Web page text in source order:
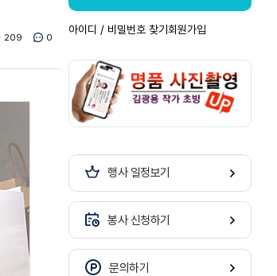
209 0
아이디 / 비밀번호 찾기 회원가입
행사 일정보기
봉사 신청하기
문의하기